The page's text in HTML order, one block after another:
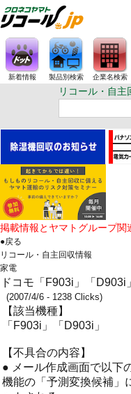
新着情報 製品別検索 企業名検索
リコール・自主
掲載情報とヤマトグループ
●戻る
リコール・自主回収情報
家電
ドコモ「F903i」「D903i
(2007/4/6 - 1238 Clicks)
【該当機種】
「F903i」「D903i」
【不具合の内容】
● メール作成画面で以下
機能の「予測変換候補」